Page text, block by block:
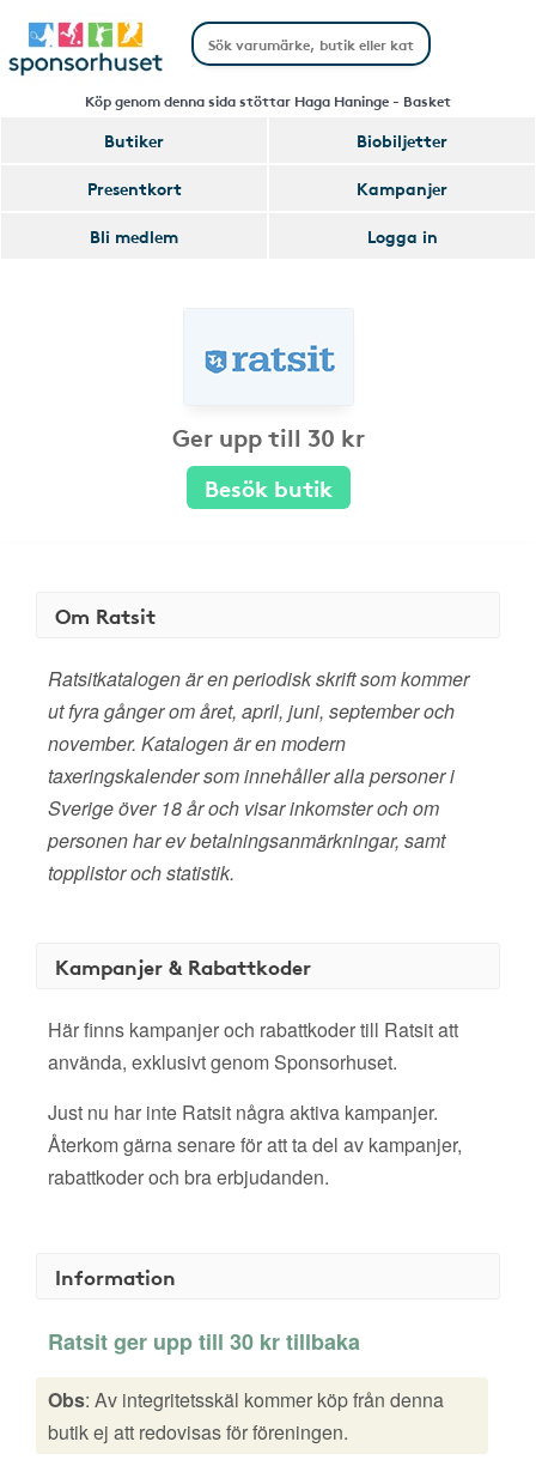
Köp genom denna sida stöttar Haga Haninge - Basket
Butiker
Biobiljetter
Presentkort
Kampanjer
Bli medlem
Logga in
Ger upp till 30 kr
Besök butik
Om Ratsit
Ratsitkatalogen är en periodisk skrift som kommer
ut fyra gånger om året, april, juni, september och
november. Katalogen är en modern
taxeringskalender som innehåller alla personer i
Sverige över 18 år och visar inkomster och om
personen har ev betalningsanmärkningar, samt
topplistor och statistik.
Kampanjer & Rabattkoder
Här finns kampanjer och rabattkoder till Ratsit att
använda, exklusivt genom Sponsorhuset.
Just nu har inte Ratsit några aktiva kampanjer.
Återkom gärna senare för att ta del av kampanjer,
rabattkoder och bra erbjudanden.
Information
Ratsit ger upp till 30 kr tillbaka
Obs: Av integritetsskäl kommer köp från denna
butik ej att redovisas för föreningen.